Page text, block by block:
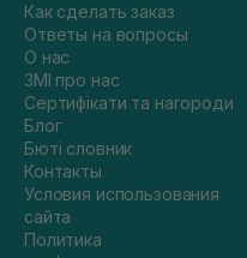
Как сделать заказ
Ответы на вопросы
О нас
ЗМІ про нас
Сертифікати та нагороди
Блог
Бюті словник
Контакты
Условия использования
сайта
Политика